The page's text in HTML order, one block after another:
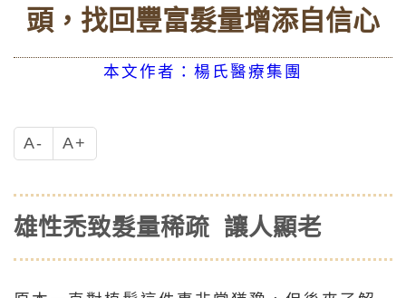
頭，找回豐富髮量增添自信心
本文作者：楊氏醫療集團
A- A+
雄性禿致髮量稀疏 讓人顯老